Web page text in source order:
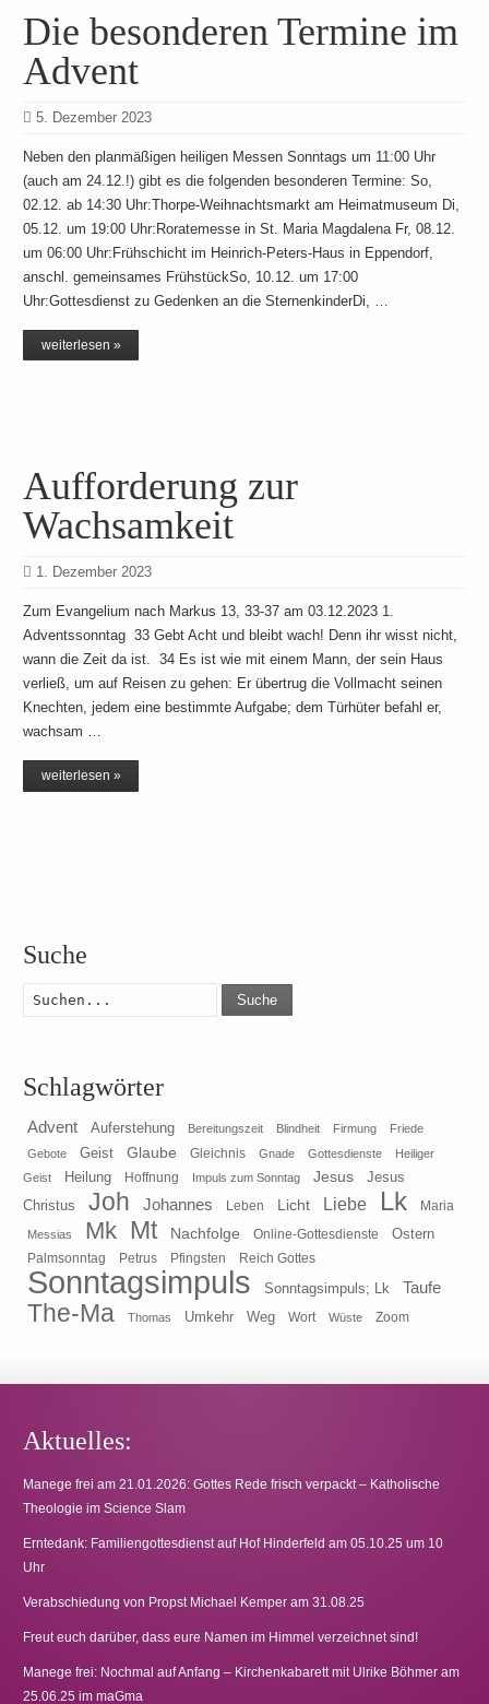
Die besonderen Termine im
Advent
5. Dezember 2023
Neben den planmäßigen heiligen Messen Sonntags um 11:00 Uhr
(auch am 24.12.!) gibt es die folgenden besonderen Termine: So,
02.12. ab 14:30 Uhr:Thorpe-Weihnachtsmarkt am Heimatmuseum Di,
05.12. um 19:00 Uhr:Roratemesse in St. Maria Magdalena Fr, 08.12.
um 06:00 Uhr:Frühschicht im Heinrich-Peters-Haus in Eppendorf,
anschl. gemeinsames FrühstückSo, 10.12. um 17:00
Uhr:Gottesdienst zu Gedenken an die SternenkinderDi, …
weiterlesen »
Aufforderung zur
Wachsamkeit
1. Dezember 2023
Zum Evangelium nach Markus 13, 33-37 am 03.12.2023 1.
Adventssonntag 33 Gebt Acht und bleibt wach! Denn ihr wisst nicht,
wann die Zeit da ist. 34 Es ist wie mit einem Mann, der sein Haus
verließ, um auf Reisen zu gehen: Er übertrug die Vollmacht seinen
Knechten, jedem eine bestimmte Aufgabe; dem Türhüter befahl er,
wachsam …
weiterlesen »
Suche
Suche
Schlagwörter
Advent Auferstehung Bereitungszeit Blindheit Firmung
Friede
Gebote
Geist Glaube Gleichnis Gnade Gottesdienste
Heiliger
Geist
Heilung Hoffnung Impuls zum Sonntag Jesus
Jesus
Christus
Joh Johannes Leben Licht Liebe Lk Maria
Messias Mk Mt Nachfolge Online-Gottesdienste Ostern
Palmsonntag Petrus Pfingsten Reich Gottes
Sonntagsimpuls Sonntagsimpuls; Lk Taufe
The-Ma Thomas Umkehr Weg Wort Wüste Zoom
Aktuelles:
Manege frei am 21.01.2026: Gottes Rede frisch verpackt – Katholische
Theologie im Science Slam
Erntedank: Familiengottesdienst auf Hof Hinderfeld am 05.10.25 um 10
Uhr
Verabschiedung von Propst Michael Kemper am 31.08.25
Freut euch darüber, dass eure Namen im Himmel verzeichnet sind!
Manege frei: Nochmal auf Anfang – Kirchenkabarett mit Ulrike Böhmer am
25.06.25 im maGma